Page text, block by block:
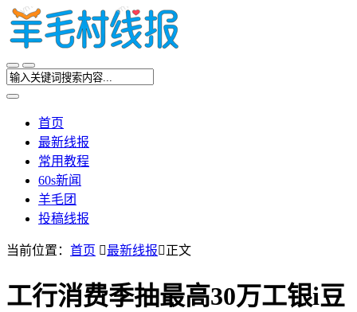
首页
最新线报
常用教程
60s新闻
羊毛团
投稿线报
当前位置： 首页 最新线报正文
工行消费季抽最高30万工银i豆